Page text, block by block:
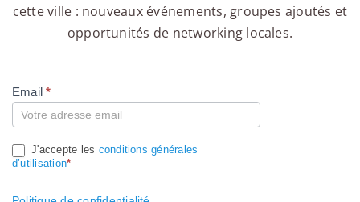
cette ville : nouveaux événements, groupes ajoutés et
opportunités de networking locales.
Compte
Email*
J'accepte les conditions générales
d’utilisation*